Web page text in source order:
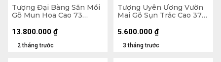
Tượng Đại Bàng Săn Mồi
Gỗ Mun Hoa Cao 73
2 tháng trước
13.800.000 ₫
Tượng Uyên Ương Vườn
Mai Gỗ Sụn Trắc Cao 37
3 tháng trước
5.600.000 ₫